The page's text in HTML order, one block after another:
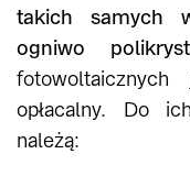
takich samych
ogniwo
opłacalny. Do
należą: